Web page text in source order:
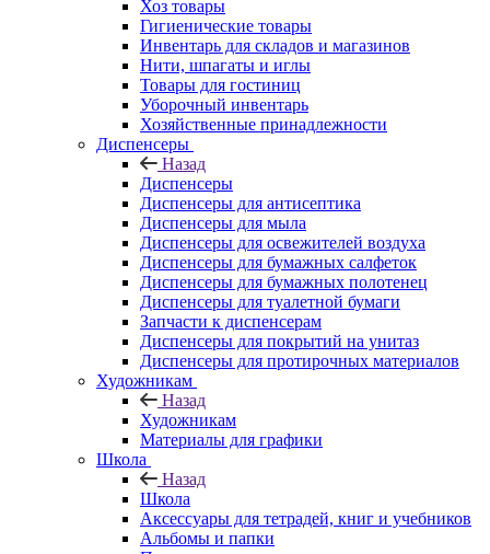
Хоз товары
Гигиенические товары
Инвентарь для складов и магазинов
Нити, шпагаты и иглы
Товары для гостиниц
Уборочный инвентарь
Хозяйственные принадлежности
Диспенсеры
Назад
Диспенсеры
Диспенсеры для антисептика
Диспенсеры для мыла
Диспенсеры для освежителей воздуха
Диспенсеры для бумажных салфеток
Диспенсеры для бумажных полотенец
Диспенсеры для туалетной бумаги
Запчасти к диспенсерам
Диспенсеры для покрытий на унитаз
Диспенсеры для протирочных материалов
Художникам
Назад
Художникам
Материалы для графики
Школа
Назад
Школа
Аксессуары для тетрадей, книг и учебников
Альбомы и папки